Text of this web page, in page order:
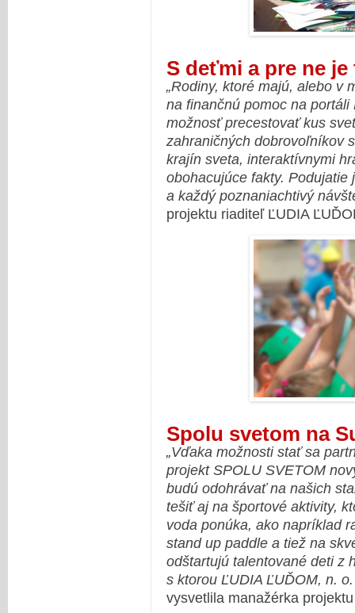
S deťmi a pre ne
„Rodiny, ktoré majú, alebo v
na finančnú pomoc na
možnosť precestovať kus
zahraničných dobrovoľníkov
krajín sveta, interaktívnymi
obohacujúce fakty.
a každý poznaniachtivý
projektu riaditeľ ĽUDIA
Spolu svetom na
„Vďaka možnosti stať sa
projekt SPOLU SVETOM
budú odohrávať na našich
tešiť aj na športové aktivity,
voda ponúka, ako napríklad
stand up paddle a tiež na
odštartujú talentované deti z
s ktorou ĽUDIA ĽUĎOM, n.
vysvetlila manažérka